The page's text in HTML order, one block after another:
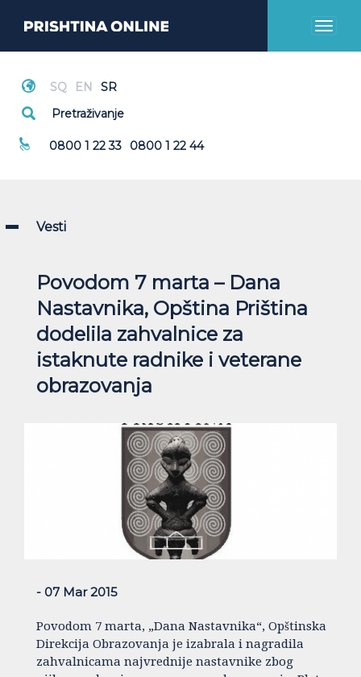
Toggle
Hitni Pozivi
0800 1 22 33 0800 1 22 44
Vesti
Povodom 7 marta – Dana
Nastavnika, Opština Priština
dodelila zahvalnice za
istaknute radnike i veterane
obrazovanja
- 07 Mar 2015
Povodom 7 marta, „Dana Nastavnika“, Opštinska
Direkcija Obrazovanja je izabrala i nagradila
zahvalnicama najvrednije nastavnike zbog